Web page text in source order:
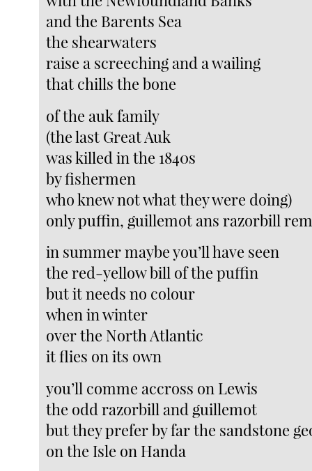
and the Barents Sea
the shearwaters
raise a screeching and a wailing
that chills the bone
of the auk family
(the last Great Auk
was killed in the 1840s
by fishermen
who knew not what they were doing)
only puffin, guillemot ans razorbill
in summer maybe you’ll have seen
the red-yellow bill of the puffin
but it needs no colour
when in winter
over the North Atlantic
it flies on its own
you’ll comme accross on Lewis
the odd razorbill and guillemot
but they prefer by far the sandstone
on the Isle on Handa